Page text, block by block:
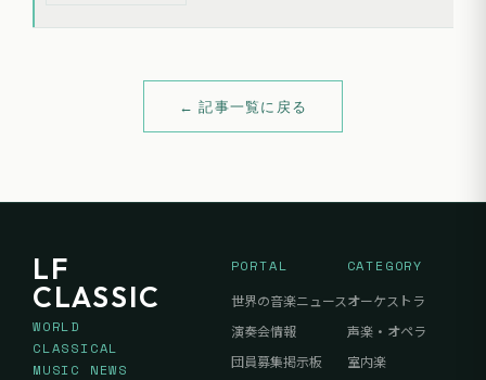
← 記事一覧に戻る
LF
CLASSIC
WORLD
CLASSICAL
MUSIC NEWS
PORTAL
世界の音楽ニュース
演奏会情報
団員募集掲示板
CATEGORY
オーケストラ
声楽・オペラ
室内楽